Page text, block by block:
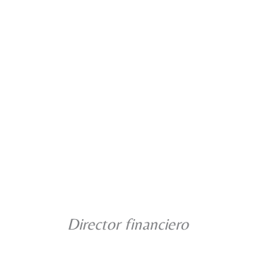
Director financiero